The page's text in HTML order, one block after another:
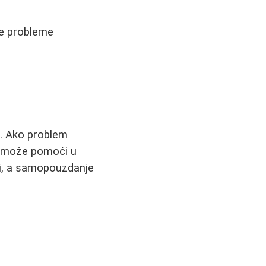
probleme
Ako problem
pomoći u
a samopouzdanje